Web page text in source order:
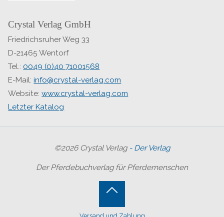
Crystal Verlag GmbH
Friedrichsruher Weg 33
D-21465 Wentorf
Tel.: 0049 (0)40 71001568
E-Mail:info@crystal-verlag.com
Website:www.crystal-verlag.com
Letzter Katalog
©2026 Crystal Verlag - Der Verlag
Der Pferdebuchverlag für Pferdemenschen
Back